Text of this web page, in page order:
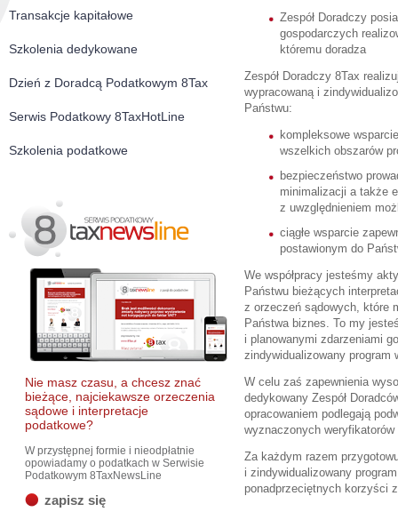
Transakcje kapitałowe
Szkolenia dedykowane
Dzień z Doradcą Podatkowym 8Tax
Serwis Podatkowy 8TaxHotLine
Szkolenia podatkowe
Nie masz czasu, a chcesz znać
bieżące, najciekawsze orzeczenia
sądowe i interpretacje
podatkowe?
W przystępnej formie i nieodpłatnie
opowiadamy o podatkach w Serwisie
Podatkowym 8TaxNewsLine
zapisz się
Zespół Doradczy
gospodarczych
któremu doradza
Zespół Doradczy 8Tax
wypracowaną i
Państwu:
kompleksowe
wszelkich obszarów
bezpieczeństwo
minimalizacji a także
z uwzględnieniem
ciągłe wsparcie
postawionym do
We współpracy jesteśmy
Państwu bieżących
z orzeczeń sądowych, które
Państwa biznes. To my
i planowanymi zdarzeniami
zindywidualizowany program
W celu zaś zapewnienia
dedykowany Zespół
opracowaniem podlegają
wyznaczonych
Za każdym razem
i zindywidualizowany
ponadprzeciętnych korzyści